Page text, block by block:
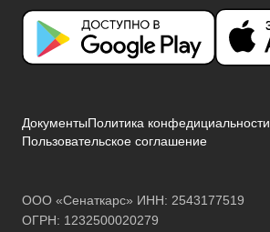
ДокументыПолитика конфедициальности
Пользовательское соглашение
ООО «Сенаткарс» ИНН: 2543177519
ОГРН: 1232500020279